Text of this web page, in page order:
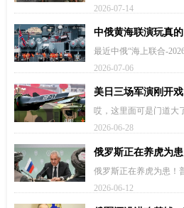
争议，但特朗普的强硬
举考量。这意味着，即
来的局势走向仍将受到
2026-07-14
中俄黄海联演玩真
不能寐”何止美日
最近中俄“海上联合-
斯“瓦良格”号巡洋舰、
舰这些实战科目全练了
2026-07-06
美日三场军演刚开
一招直指美日咽喉！
哎，这里面可是门道大
它怎么就能一刀插在对
场军演闹得最凶的时候
了当地前出西太平洋，
2026-06-28
俄罗斯正在养虎为
真正慌的是巴基斯坦
俄罗斯正在养虎为患！
的是巴基斯坦
2026-06-12